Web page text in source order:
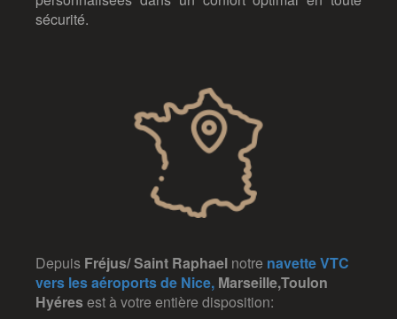
sécurité.
Depuis Fréjus/ Saint Raphael notre navette VTC
vers les aéroports de Nice, Marseille,Toulon
Hyéresest à votre entière disposition: